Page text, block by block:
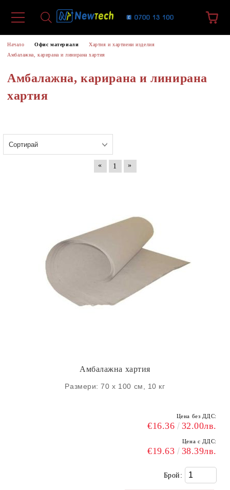
Начало Офис материали
Хартия и хартиени изделия
Амбалажна, карирана и линирана хартия
Амбалажна, карирана и линирана
хартия
« 1 »
Амбалажна хартия
Размери: 70 x 100 см, 10 кг
Цена без ДДС:
€16.36 32.00лв.
Цена с ДДС:
€19.63 38.39лв.
Брой: